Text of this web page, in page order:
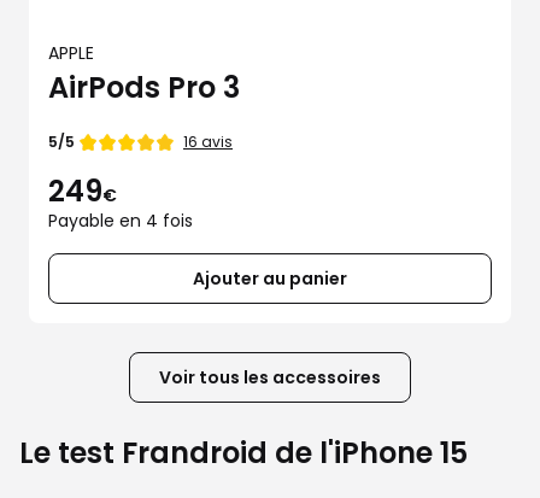
APPLE
AirPods Pro 3
Note
5/5 16 avis
249€
Payable en 4 fois
Ajouter au panier
Voir tous les accessoires
Le test Frandroid de l'iPhone 15